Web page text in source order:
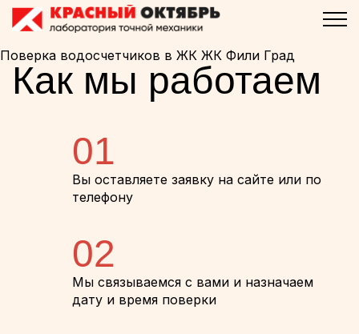
Поверка водосчетчиков в ЖК ЖК Фили Град
Как мы работаем
01
Вы оставляете заявку на сайте или по
телефону
02
Мы связываемся с вами и назначаем
дату и время поверки